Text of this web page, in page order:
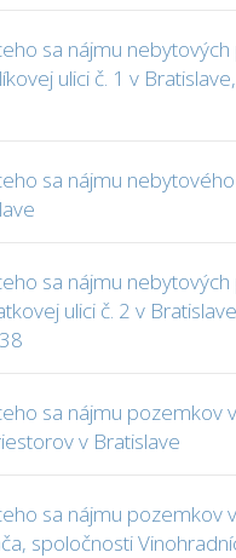
sa nájmu
ulici č. 1 v
sa nájmu
sa nájmu
ulici č. 2 v
sa nájmu pozemkov
v Bratislave
sa nájmu pozemkov
spoločnosti